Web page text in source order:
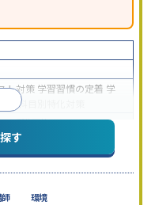
ト対策 学習習慣の定着 学
科目別特化対策
受講可能
アンケート調査方法
す
環境